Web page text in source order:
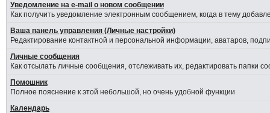
Уведомление на е-mail о новом сообщении
Как получить уведомление электронным сообщением, когда в тему
Ваша панель управления (Личные настройки)
Редактирование контактной и персональной информации, аватаров,
Личные сообщения
Как отсылать личные сообщения, отслеживать их, редактировать папки
Помошник
Полное пояснение к этой небольшой, но очень удобной функции
Календарь